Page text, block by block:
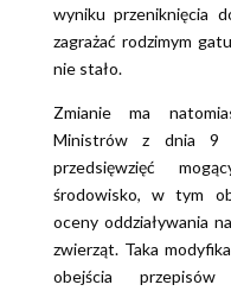
wyniku przeniknięcia
zagrażać rodzimym
nie stało.
Zmianie ma
Ministrów z dnia 9
przedsięwzięć
środowisko, w tym
oceny oddziaływania
zwierząt. Taka
obejścia